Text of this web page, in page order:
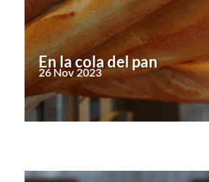
En la cola del pan
26 Nov 2023